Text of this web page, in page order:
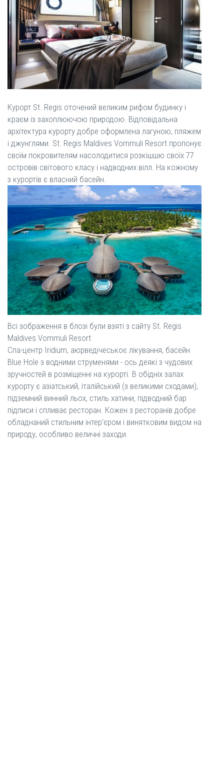
Курорт St. Regis оточений великим рифом будинку і
краєм із захоплюючою природою. Відповідальна
архітектура курорту добре оформлена лагуною, пляжем
і джунглями. St. Regis Maldives Vommuli Resort пропонує
своїм покровителям насолодитися розкішшю своїх 77
островів світового класу і надводних вілл. На кожному
з курортів є власний басейн.
Всі зображення в блозі були взяті з сайту St. Regis
Maldives Vommuli Resort
Спа-центр Iridium, аюрведічеськоє лікування, басейн
Blue Hole з водними струменями - ось деякі з чудових
зручностей в розміщенні на курорті. В обідніх залах
курорту є азіатський, італійський (з великими сходами),
підземний винний льох, стиль хатини, підводний бар
підписи і спливає ресторан. Кожен з ресторанів добре
обладнаний стильним інтер'єром і винятковим видом на
природу, особливо величні заходи.